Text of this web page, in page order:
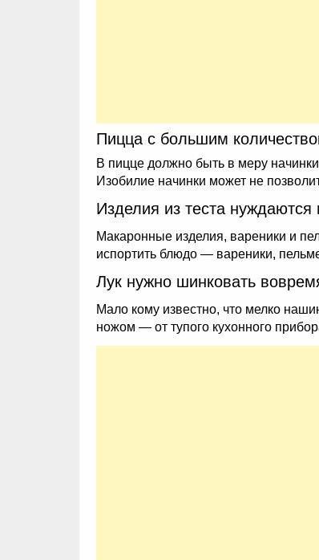
Пицца с большим
В пицце должно быть в меру
Изобилие начинки может не
Изделия из теста
Макаронные изделия, вареники и
испортить блюдо — вареники,
Лук нужно шинковать
Мало кому известно, что мелко
ножом — от тупого кухонного